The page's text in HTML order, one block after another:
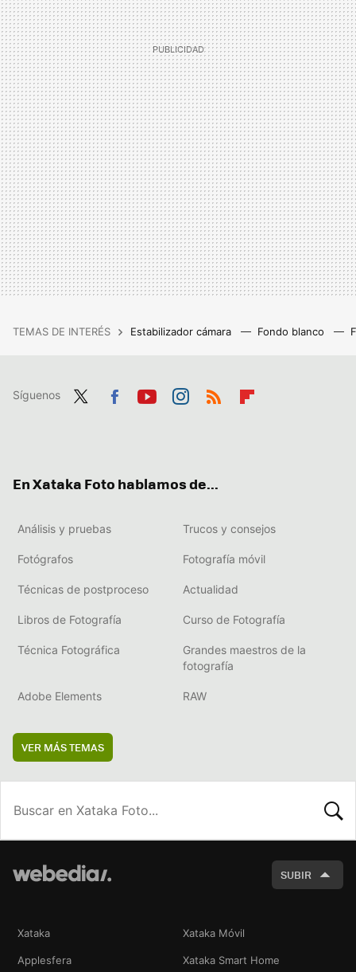
TEMAS DE INTERÉS Estabilizador cámara Fondo blanco
Síguenos
En Xataka Foto hablamos de...
Análisis y pruebas Trucos y consejos
Fotógrafos Fotografía móvil
Técnicas de postproceso Actualidad
Libros de Fotografía Curso de Fotografía
Técnica Fotográfica
Grandes maestros de la
fotografía
Adobe Elements RAW
VER MÁS TEMAS
SUBIR
Xataka Xataka Móvil
Applesfera Xataka Smart Home